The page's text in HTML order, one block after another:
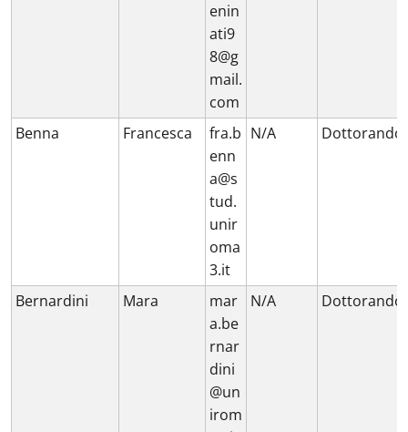
enin
ati9
8@g
mail.
com
Benna
Francesca
fra.b
enn
a@s
tud.
unir
oma
3.it
N/A Dottorando
Bernardini Mara
mar
a.be
rnar
dini
@un
irom
N/A Dottorando